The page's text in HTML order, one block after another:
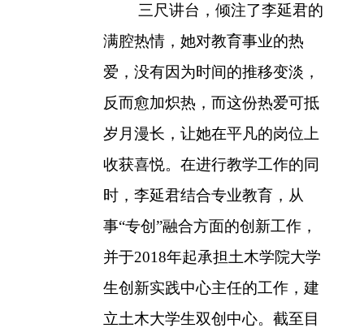
三尺讲台，倾注了李延君的
满腔热情，她对教育事业的热
爱，没有因为时间的推移变淡，
反而愈加炽热，而这份热爱可抵
岁月漫长，让她在平凡的岗位上
收获喜悦。在进行教学工作的同
时，李延君结合专业教育，从
事“专创”融合方面的创新工作，
并于2018年起承担土木学院大学
生创新实践中心主任的工作，建
立土木大学生双创中心。截至目